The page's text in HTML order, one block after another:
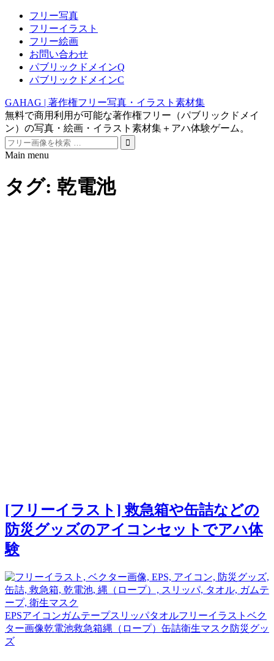
フリー写真
フリーイラスト
フリー絵画
お問い合わせ
パブリックドメインQ
パブリックドメインC
GAHAG | 著作権フリー写真・イラスト素材集
無料で商用利用が可能な著作権フリー（パブリックドメイ
ン）の写真・絵画・イラスト素材集＋アハ体験ゲーム。
Search
for:
Main menu
content
タグ: 乾電池
[フリーイラスト] 救急箱や缶詰などの
防災グッズのアイコンセットでアハ体
験
EPSアイコンガムテープスリッパタオルフリーイラスト ベク
ター画像乾電池救急箱縄（ロープ） 缶詰衛生マスク 防災グッ
ズ